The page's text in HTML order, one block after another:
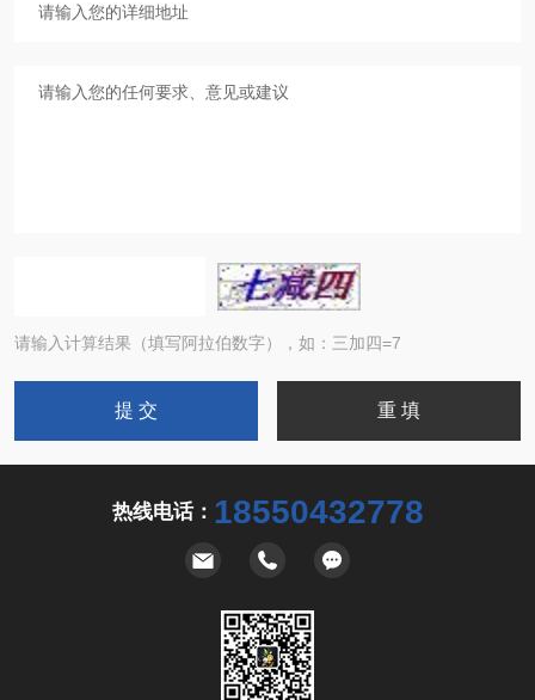
请输入计算结果（填写阿拉伯数字），如：三加四=7
热线电话： 18550432778